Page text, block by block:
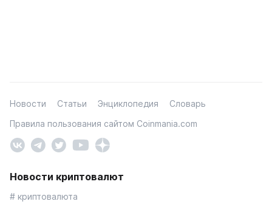
Новости Статьи Энциклопедия
Словарь
Правила пользования сайтом Coinmania.com
Новости криптовалют
# криптовалюта